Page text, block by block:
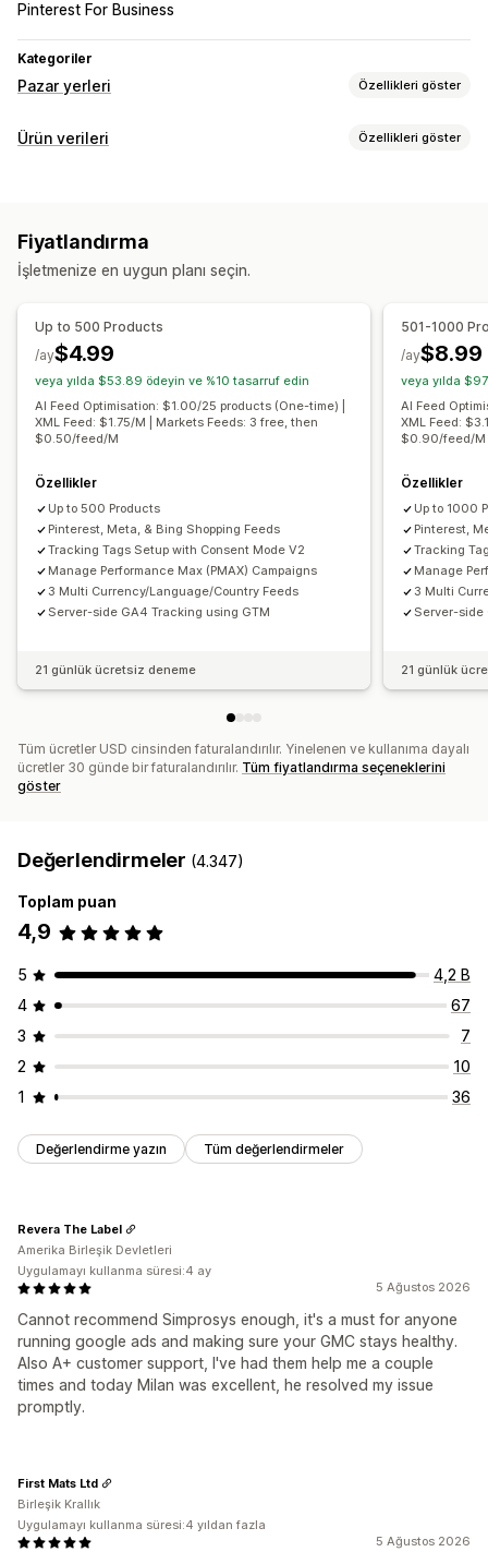
Pinterest For Business
Kategoriler
Pazar yerleri Özellikleri göster
Liste kaydı yönetimi
Liste kaydı analizleri
Çoklu konuma gönderim
Sipariş senkronizasyonu
Birleşik kontrol paneli
Envanter senkronizasyonu
Özel kurallar
Ürün verileri Özellikleri göster
Yapay zeka haritalaması
Özel kurallar Yeniden pazarlama etiketleri
Varyasyon senkronizasyonu
Koleksiyon hedefleme
Akış yönetimi
Ürün senkronizasyonu Toplu düzenleme
Mağaza güncellemeleri
Gerçek zamanlı güncellemeler
Ürün seçimi
Envanter desteği
GTIN yönetimi Kullanıcı arabirimi olmadan çalışan
Dönüşüm izleme
Akış optimizasyonu
Performans izleme
Çoklu biçim
Fiyatlandırma
İşletmenize en uygun planı seçin.
Up to 500 Products
$4.99
/ay
veya yılda $53.89 ödeyin ve %10 tasarruf edin
AI Feed Optimisation: $1.00/25 products (One-time) |
XML Feed: $1.75/M | Markets Feeds: 3 free, then
$0.50/feed/M
Özellikler
Up to 500 Products
Pinterest, Meta, & Bing Shopping Feeds
Tracking Tags Setup with Consent Mode V2
Manage Performance Max (PMAX) Campaigns
3 Multi Currency/Language/Country Feeds
Server-side GA4 Tracking using GTM
21 günlük ücretsiz deneme
501-1000
$8.99
/ay
veya yılda
AI Feed
XML Feed:
$0.90/feed/M
Özellikler
Up to 1000
Pinterest,
Tracking
Manage
3 Multi
Server-side
21 günlük
Tüm ücretler USD cinsinden faturalandırılır. Yinelenen ve kullanıma dayalı
ücretler 30 günde bir faturalandırılır. Tüm fiyatlandırma seçeneklerini
göster
Değerlendirmeler (4.347)
Toplam puan
4,9
5
4,2 B
4
67
3
7
2
10
1
36
Değerlendirme yazın Tüm değerlendirmeler
5 Ağustos 2026
Cannot recommend Simprosys enough, it's a must for anyone
running google ads and making sure your GMC stays healthy.
Also A+ customer support, I've had them help me a couple
times and today Milan was excellent, he resolved my issue
promptly.
Revera The Label
Amerika Birleşik Devletleri
Uygulamayı kullanma süresi:4 ay
5 Ağustos 2026
First Mats Ltd
Birleşik Krallık
Uygulamayı kullanma süresi:4 yıldan fazla